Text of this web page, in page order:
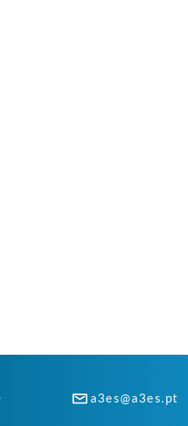
a3es@a3es.pt